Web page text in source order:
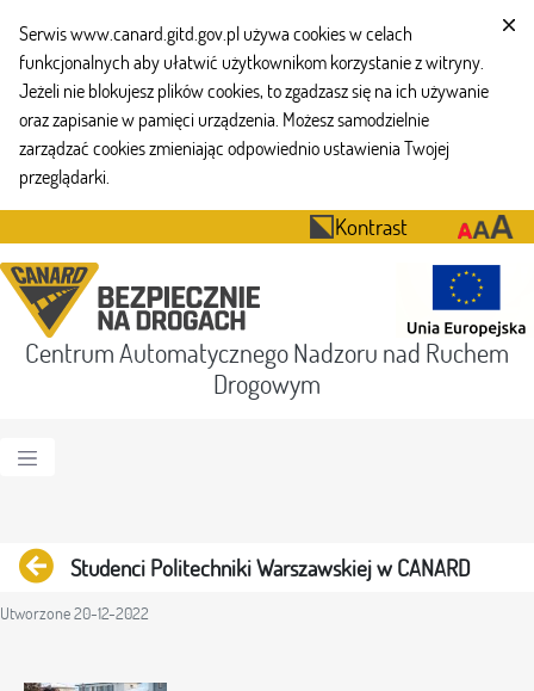
Serwis www.canard.gitd.gov.pl używa cookies w celach
funkcjonalnych aby ułatwić użytkownikom korzystanie z witryny.
Jeżeli nie blokujesz plików cookies, to zgadzasz się na ich używanie
oraz zapisanie w pamięci urządzenia. Możesz samodzielnie
zarządzać cookies zmieniając odpowiednio ustawienia Twojej
przeglądarki.
Kontrast
Centrum Automatycznego Nadzoru nad Ruchem
Drogowym
Powrót
Studenci Politechniki Warszawskiej w CANARD
Utworzone 20-12-2022